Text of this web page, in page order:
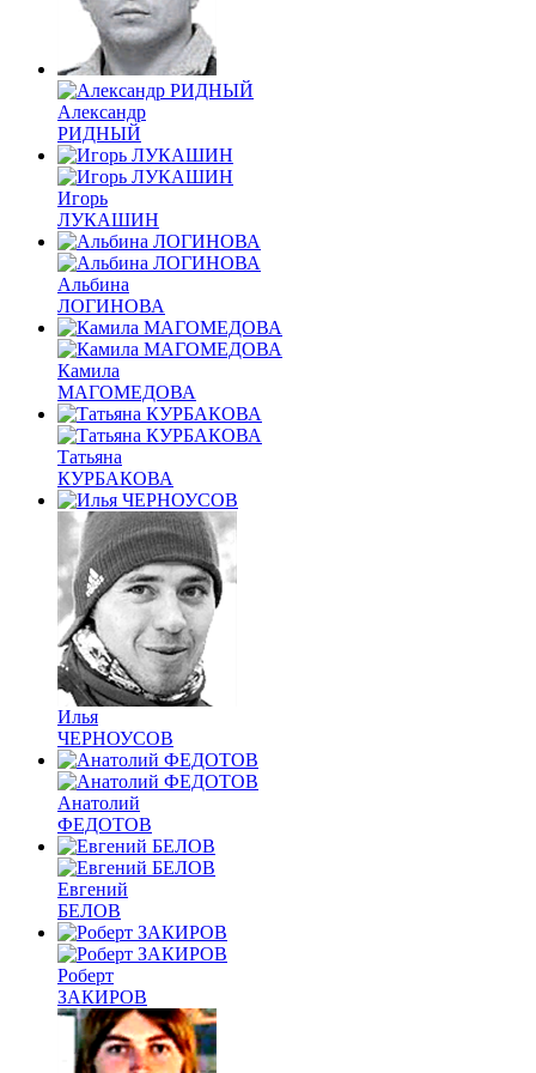
Александр
РИДНЫЙ
Игорь
ЛУКАШИН
Альбина
ЛОГИНОВА
Камила
МАГОМЕДОВА
Татьяна
КУРБАКОВА
Илья
ЧЕРНОУСОВ
Анатолий
ФЕДОТОВ
Евгений
БЕЛОВ
Роберт
ЗАКИРОВ